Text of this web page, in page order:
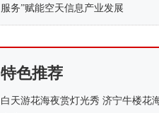
服务”赋能空天信息产业发展
特色推荐
白天游花海夜赏灯光秀 济宁牛楼花